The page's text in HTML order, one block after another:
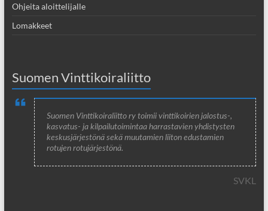
Ohjeita aloittelijalle
Lomakkeet
Suomen Vinttikoiraliitto
Suomen Vinttikoiraliitto ry toimii vinttikoirien jalostus-,
kasvatus- ja kilpailutoimintaa harrastavien yhdistysten
keskusjärjestönä sekä muutamien liiton edustamien
rotujen rotujärjestönä.
SVKL